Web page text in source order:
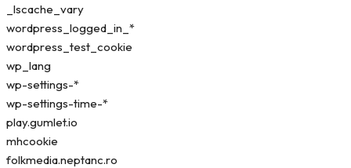
_lscache_vary
wordpress_logged_in_*
wordpress_test_cookie
wp_lang
wp-settings-*
wp-settings-time-*
play.gumlet.io
mhcookie
folkmedia.neptanc.ro